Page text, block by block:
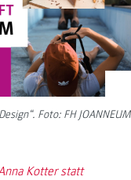
Foto: FH JOANNEUM
Kotter statt